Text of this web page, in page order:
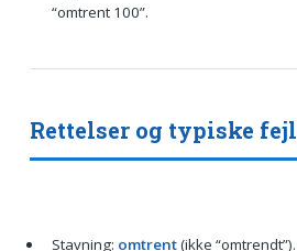
“omtrent 100”.
Rettelser og typiske fejl
Stavning: omtrent(ikke “omtrendt”).